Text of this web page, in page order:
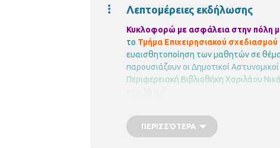
Λεπτομέρειες εκδήλωσης
Κυκλοφορώ με ασφάλεια στην πόλη
το Τμήμα Επιχειρησιακού
ευαισθητοποίηση των μαθητών σε
παρουσιάζουν οι Δημοτικοί Αστυνομικοί
Περιφερειακή Βιβλιοθήκη Χαριλάου
χαριλάου/
ΠΕΡΙΣΣΌΤΕΡΑ